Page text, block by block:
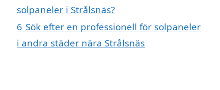
solpaneler i Strålsnäs?
6 Sök efter en professionell för solpaneler
i andra städer nära Strålsnäs